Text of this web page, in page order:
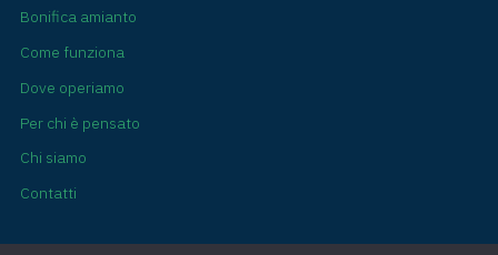
Bonifica amianto
Come funziona
Dove operiamo
Per chi è pensato
Chi siamo
Contatti